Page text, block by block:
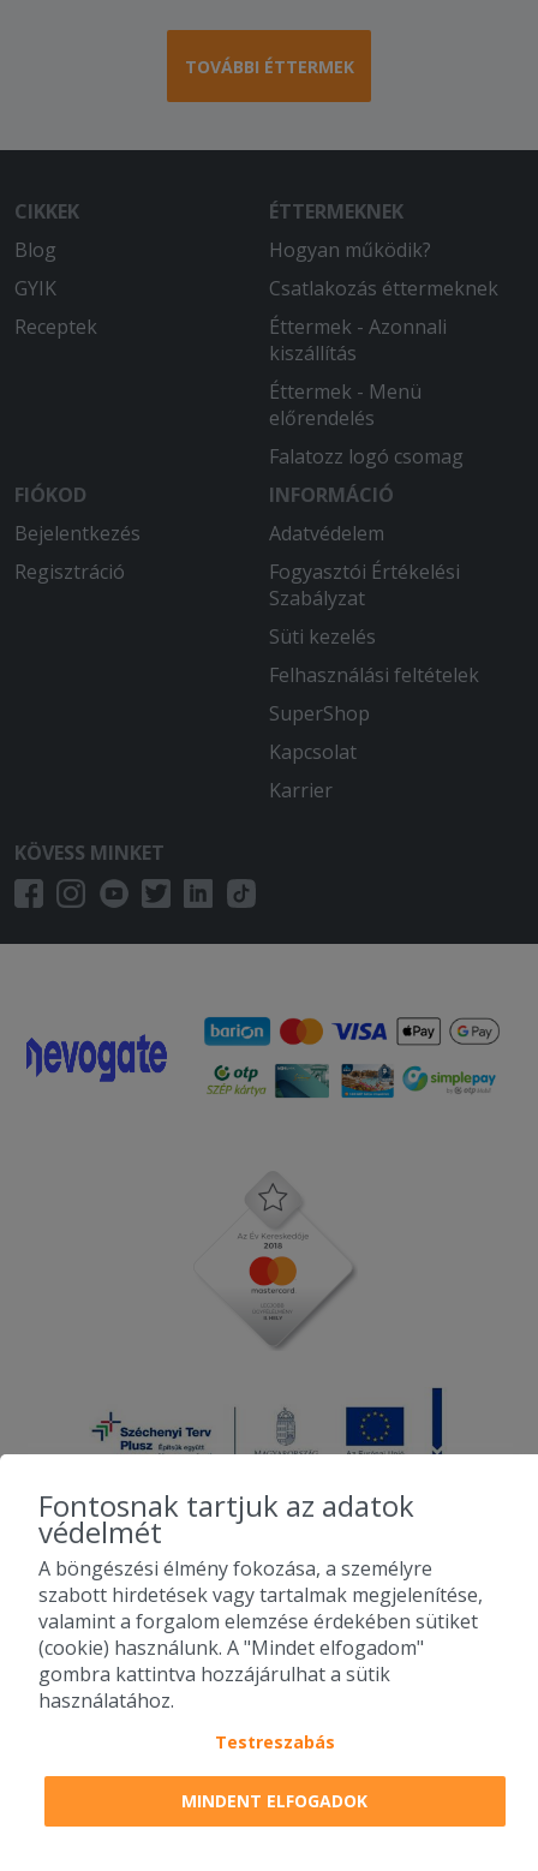
TOVÁBBI ÉTTERMEK
CIKKEK
Blog
GYIK
Receptek
ÉTTERMEKNEK
Hogyan működik?
Csatlakozás éttermeknek
Éttermek - Azonnali
kiszállítás
Éttermek - Menü
előrendelés
Falatozz logó csomag
FIÓKOD
Bejelentkezés
Regisztráció
INFORMÁCIÓ
Adatvédelem
Fogyasztói Értékelési
Szabályzat
Süti kezelés
Felhasználási feltételek
SuperShop
Kapcsolat
Karrier
KÖVESS MINKET
2010-2026 Copyright - Falatozz.hu - Diston-line Kft.
Pizza, gyros, hamburger, menük kedvező áron, egy helyen az összes
étterem ajánlata.
Fontosnak tartjuk az adatok
védelmét
A böngészési élmény fokozása, a személyre
szabott hirdetések vagy tartalmak megjelenítése,
valamint a forgalom elemzése érdekében sütiket
(cookie) használunk. A "Mindet elfogadom"
gombra kattintva hozzájárulhat a sütik
használatához.
Testreszabás
MINDENT ELFOGADOK